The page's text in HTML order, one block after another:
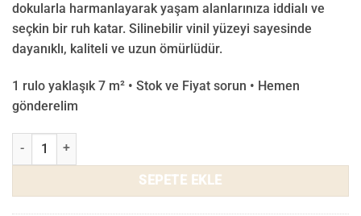
dokularla harmanlayarak yaşam alanlarınıza iddialı ve
seçkin bir ruh katar. Silinebilir vinil yüzeyi sayesinde
dayanıklı, kaliteli ve uzun ömürlüdür.
1 rulo yaklaşık 7 m² • Stok ve Fiyat sorun • Hemen
gönderelim
Versace VI Duvar Kağıdı 79175-6 adet
SEPETE EKLE